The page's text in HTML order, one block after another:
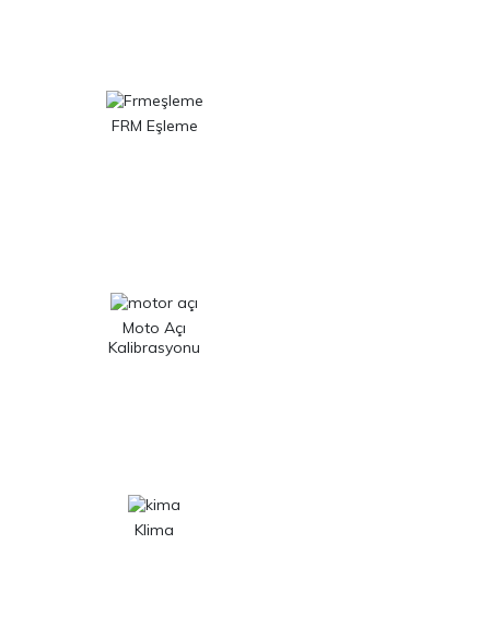
FRM Eşleme
Moto Açı
Kalibrasyonu
Klima